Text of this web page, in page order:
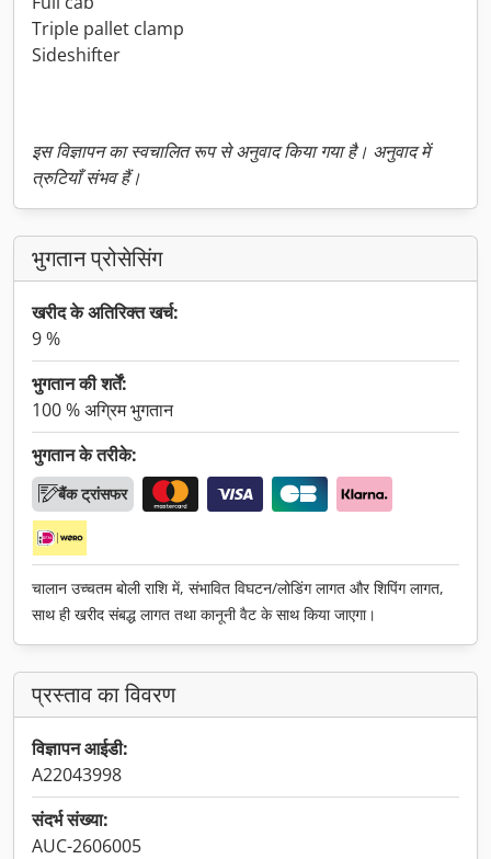
Triple pallet clamp
Sideshifter
इस विज्ञापन का स्वचालित रूप से अनुवाद किया गया है। अनुवाद में
त्रुटियाँ संभव हैं।
भुगतान प्रोसेसिंग
खरीद के अतिरिक्त खर्च:
9 %
भुगतान की शर्तें:
100 % अग्रिम भुगतान
भुगतान के तरीके:
बैंक ट्रांसफर
चालान उच्चतम बोली राशि में, संभावित विघटन/लोडिंग लागत और शिपिंग लागत,
साथ ही खरीद संबद्ध लागत तथा कानूनी वैट के साथ किया जाएगा।
प्रस्ताव का विवरण
विज्ञापन आईडी:
A22043998
संदर्भ संख्या:
AUC-2606005